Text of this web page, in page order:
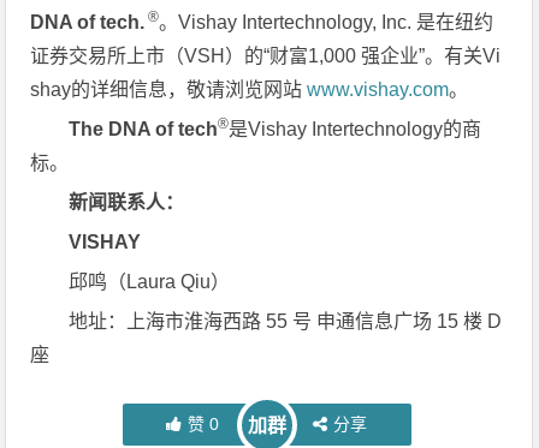
DNA of tech. ®。Vishay Intertechnology, Inc. 是在纽约
证券交易所上市（VSH）的“财富1,000 强企业”。有关Vi
shay的详细信息，敬请浏览网站www.vishay.com。
The DNA of tech®是Vishay Intertechnology的商
标。
新闻联系人：
VISHAY
邱鸣（Laura Qiu）
地址：上海市淮海西路 55 号 申通信息广场 15 楼 D
座
赞 0 加群 分享